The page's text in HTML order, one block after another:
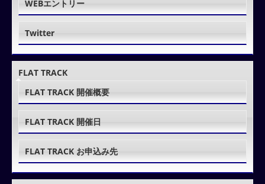
WEBエントリー
Twitter
FLAT TRACK
FLAT TRACK 開催概要
FLAT TRACK 開催日
FLAT TRACK お申込み先